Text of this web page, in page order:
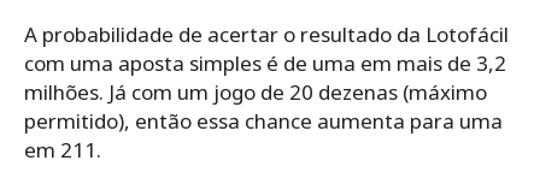
A probabilidade de acertar o resultado da Lotofácil
com uma aposta simples é de uma em mais de 3,2
milhões. Já com um jogo de 20 dezenas (máximo
permitido), então essa chance aumenta para uma
em 211.